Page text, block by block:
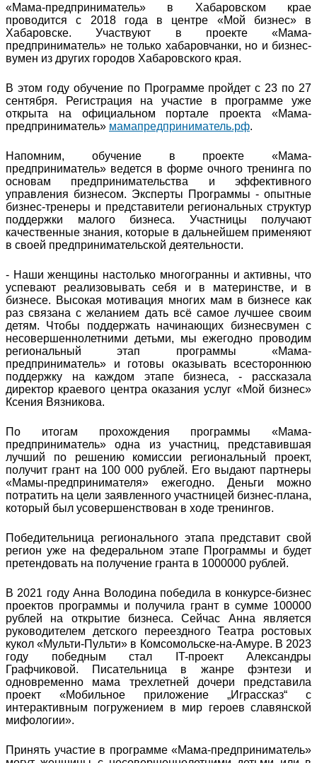
«Мама-предприниматель» в Хабаровском крае
проводится с 2018 года в центре «Мой бизнес» в
Хабаровске. Участвуют в проекте «Мама-
предприниматель» не только хабаровчанки, но и бизнес-
вумен из других городов Хабаровского края.
В этом году обучение по Программе пройдет с 23 по 27
сентября. Регистрация на участие в программе уже
открыта на официальном портале проекта «Мама-
предприниматель» мамапредприниматель.рф.
Напомним, обучение в проекте «Мама-
предприниматель» ведется в форме очного тренинга по
основам предпринимательства и эффективного
управления бизнесом. Эксперты Программы - опытные
бизнес-тренеры и представители региональных структур
поддержки малого бизнеса. Участницы получают
качественные знания, которые в дальнейшем применяют
в своей предпринимательской деятельности.
- Наши женщины настолько многогранны и активны, что
успевают реализовывать себя и в материнстве, и в
бизнесе. Высокая мотивация многих мам в бизнесе как
раз связана с желанием дать всё самое лучшее своим
детям. Чтобы поддержать начинающих бизнесвумен с
несовершеннолетними детьми, мы ежегодно проводим
региональный этап программы «Мама-
предприниматель» и готовы оказывать всестороннюю
поддержку на каждом этапе бизнеса, - рассказала
директор краевого центра оказания услуг «Мой бизнес»
Ксения Вязникова.
По итогам прохождения программы «Мама-
предприниматель» одна из участниц, представившая
лучший по решению комиссии региональный проект,
получит грант на 100 000 рублей. Его выдают партнеры
«Мамы-предпринимателя» ежегодно. Деньги можно
потратить на цели заявленного участницей бизнес-плана,
который был усовершенствован в ходе тренингов.
Победительница регионального этапа представит свой
регион уже на федеральном этапе Программы и будет
претендовать на получение гранта в 1000000 рублей.
В 2021 году Анна Володина победила в конкурсе-бизнес
проектов программы и получила грант в сумме 100000
рублей на открытие бизнеса. Сейчас Анна является
руководителем детского переездного Театра ростовых
кукол «Мульти-Пульти» в Комсомольске-на-Амуре. В 2023
году победным стал IT-проект Александры
Графчиковой. Писательница в жанре фэнтези и
одновременно мама трехлетней дочери представила
проект «Мобильное приложение „Играссказ“ с
интерактивным погружением в мир героев славянской
мифологии».
Принять участие в программе «Мама-предприниматель»